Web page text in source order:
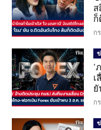
ส
ก
‘
เ
ยั
ก